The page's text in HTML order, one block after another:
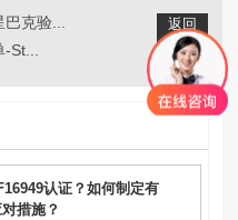
返回
列表
克验...
St...
认证？如何制定有
措施？